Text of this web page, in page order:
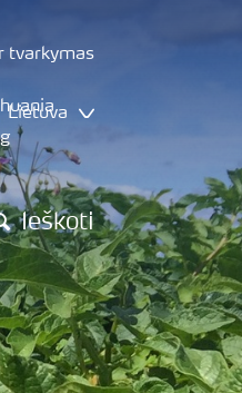
tvarkymas
Lietuva
Ieškoti